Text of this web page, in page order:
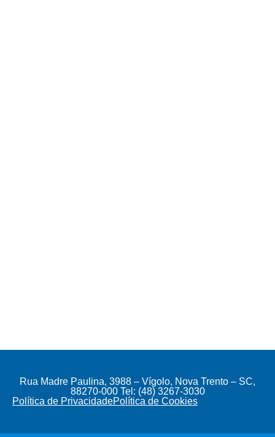
Rua Madre Paulina, 3988 – Vígolo, Nova Trento – SC,
88270-000 Tel: (48) 3267-3030
Política de PrivacidadePolítica de Cookies